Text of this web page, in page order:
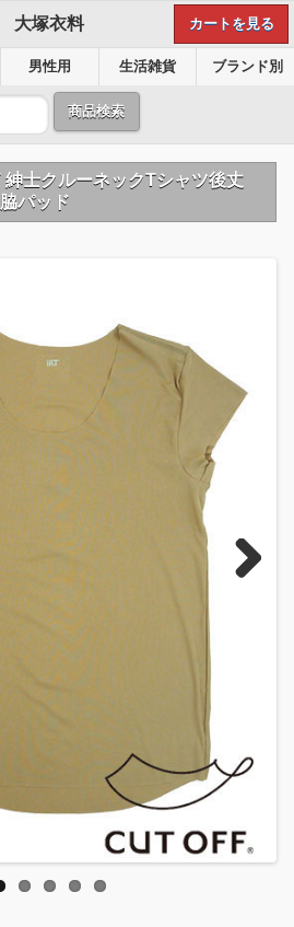
大塚衣料 カートを見る
男性用 生活雑貨 ブランド別
商品検索
士クルーネックTシャツ後丈
パッド